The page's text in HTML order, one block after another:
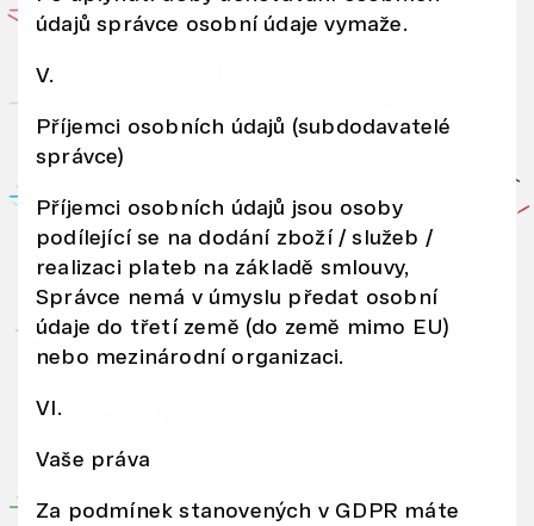
údajů správce osobní údaje vymaže.
V.
Příjemci osobních údajů (subdodavatelé
správce)
Příjemci osobních údajů jsou osoby
podílející se na dodání zboží / služeb /
realizaci plateb na základě smlouvy,
Správce nemá v úmyslu předat osobní
údaje do třetí země (do země mimo EU)
nebo mezinárodní organizaci.
VI.
Vaše práva
Za podmínek stanovených v GDPR máte
yt
k
ý
m
p
ar
tn
er
eř
m